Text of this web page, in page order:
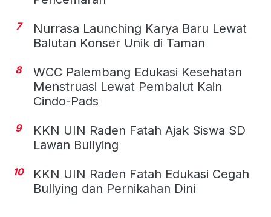
7
Nurrasa Launching Karya Baru Lewat
Balutan Konser Unik di Taman
8
WCC Palembang Edukasi Kesehatan
Menstruasi Lewat Pembalut Kain
Cindo-Pads
9
KKN UIN Raden Fatah Ajak Siswa SD
Lawan Bullying
10
KKN UIN Raden Fatah Edukasi Cegah
Bullying dan Pernikahan Dini